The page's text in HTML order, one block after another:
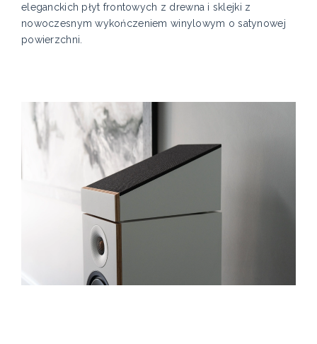
eleganckich płyt frontowych z drewna i sklejki z
nowoczesnym wykończeniem winylowym o satynowej
powierzchni.